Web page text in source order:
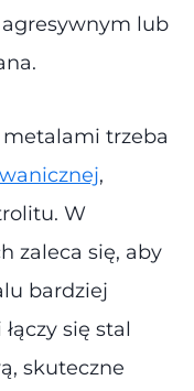
lub
trzeba
,
W
zaleca się, aby
bardziej
się stal
skuteczne